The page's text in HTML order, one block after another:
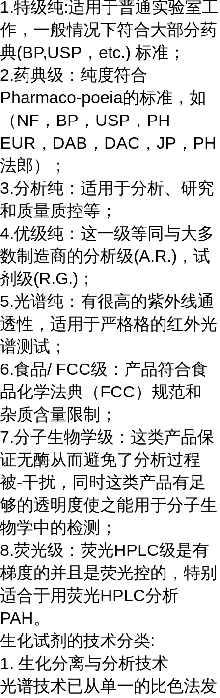
1.特级纯:适用于普通实验室工
作，一般情况下符合大部分药
典(BP,USP，etc.) 标准；
2.药典级：纯度符合
Pharmaco-poeia的标准，如
（NF，BP，USP，PH
EUR，DAB，DAC，JP，PH
法郎）；
3.分析纯：适用于分析、研究
和质量质控等；
4.优级纯：这一级等同与大多
数制造商的分析级(A.R.)，试
剂级(R.G.)；
5.光谱纯：有很高的紫外线通
透性，适用于严格格的红外光
谱测试；
6.食品/ FCC级：产品符合食
品化学法典（FCC）规范和
杂质含量限制；
7.分子生物学级：这类产品保
证无酶从而避免了分析过程
被-干扰，同时这类产品有足
够的透明度使之能用于分子生
物学中的检测；
8.荧光级：荧光HPLC级是有
梯度的并且是荧光控的，特别
适合于用荧光HPLC分析
PAH。
生化试剂的技术分类:
1. 生化分离与分析技术
光谱技术已从单一的比色法发